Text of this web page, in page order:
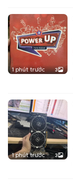
1 phút trước 3
1 phút trước 3